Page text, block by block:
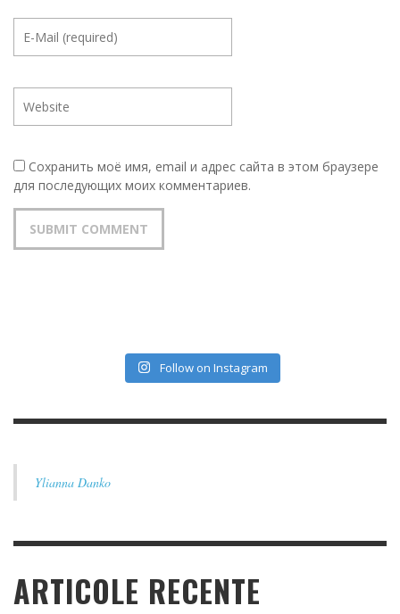
Сохранить моё имя, email и адрес сайта в этом браузере
для последующих моих комментариев.
Follow on Instagram
Ylianna Danko
ARTICOLE RECENTE